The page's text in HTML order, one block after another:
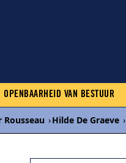
OPENBAARHEID VAN BESTUUR
Rousseau ›Hilde De Graeve ›